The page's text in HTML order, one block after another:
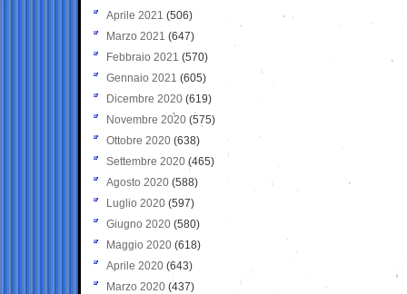
Aprile 2021 (506)
Marzo 2021 (647)
Febbraio 2021 (570)
Gennaio 2021 (605)
Dicembre 2020 (619)
Novembre 2020 (575)
Ottobre 2020 (638)
Settembre 2020(465)
Agosto 2020 (588)
Luglio 2020 (597)
Giugno 2020 (580)
Maggio 2020 (618)
Aprile 2020 (643)
Marzo 2020 (437)